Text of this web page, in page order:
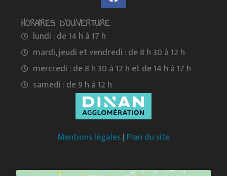
HORAIRES D'OUVERTURE
lundi : de 14 h à 17 h
mardi, jeudi et vendredi : de 8 h 30 à 12 h
mercredi : de 8 h 30 à 12 h et de 14 h à 17 h
samedi : de 9 h à 12 h
Mentions légales| Plan du site